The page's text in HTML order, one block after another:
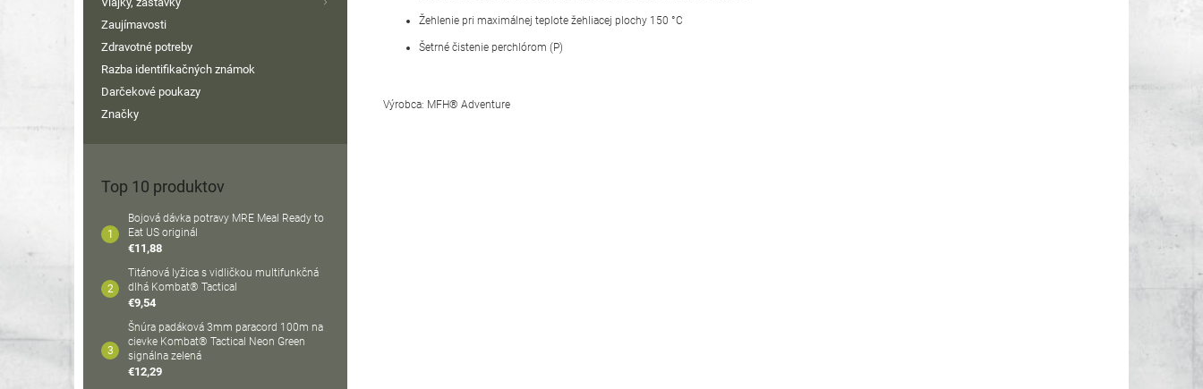
Zaujímavosti
Zdravotné potreby
Razba identifikačných známok
Darčekové poukazy
Značky
Top 10 produktov
Bojová dávka potravy MRE Meal Ready to
Eat US originál
€11,88
Titánová lyžica s vidličkou multifunkčná
dlhá Kombat® Tactical
€9,54
Šnúra padáková 3mm paracord 100m na
cievke Kombat® Tactical Neon Green
signálna zelená
€12,29
Žehlenie pri maximálnej teplote žehliacej plochy 150 °C
Šetrné čistenie perchlórom (P)
Výrobca: MFH® Adventure